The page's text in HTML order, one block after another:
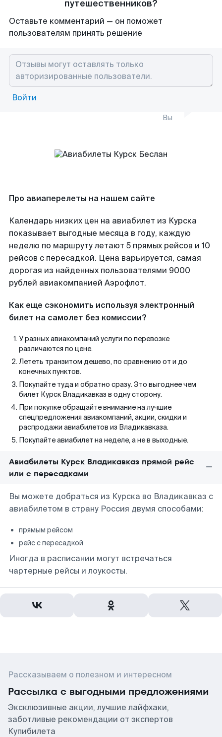
путешественников?
Оставьте комментарий — он поможет
пользователям принять решение
Войти
Вы
Про авиаперелеты на нашем сайте
Календарь низких цен на авиабилет из Курска
показывает выгодные месяца в году, каждую
неделю по маршруту летают 5 прямых рейсов и 10
рейсов с пересадкой. Цена варьируется, самая
дорогая из найденных пользователями 9000
рублей авиакомпанией Аэрофлот.
Как еще сэкономить используя электронный
билет на самолет без комиссии?
У разных авиакомпаний услуги по перевозке
различаются по цене.
Лететь транзитом дешево, по сравнению от и до
конечных пунктов.
Покупайте туда и обратно сразу. Это выгоднее чем
билет Курск Владикавказ в одну сторону.
При покупке обращайте внимание на лучшие
спецпредложения авиакомпаний, акции, скидки и
распродажи авиабилетов из Владикавказа.
Покупайте авиабилет на неделе, а не в выходные.
Авиабилеты Курск Владикавказ прямой рейс
или с пересадками
Вы можете добраться из Курска во Владикавказ с
авиабилетом в страну Россия двумя способами:
прямым рейсом
рейс с пересадкой
Иногда в расписании могут встречаться
чартерные рейсы и лоукосты.
Рассказываем о полезном и интересном
Рассылка с выгодными предложениями
Эксклюзивные акции, лучшие лайфхаки,
заботливые рекомендации от экспертов
Купибилета